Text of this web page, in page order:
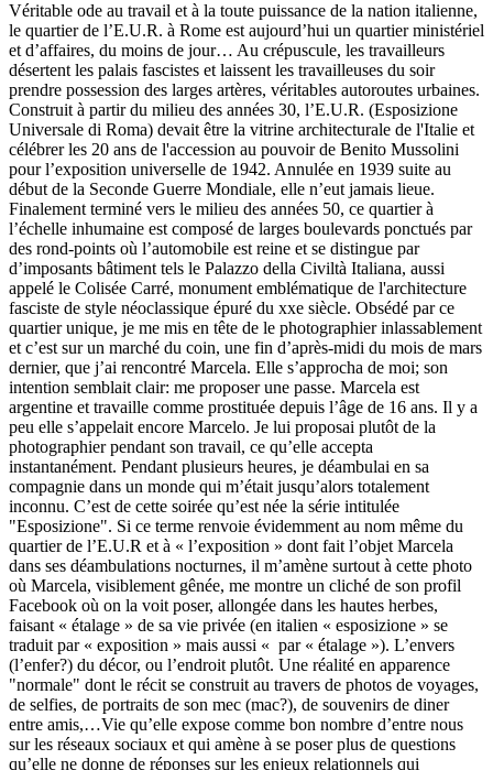
Véritable ode au travail et à la toute puissance de la nation italienne,
le quartier de l’E.U.R. à Rome est aujourd’hui un quartier ministériel
et d’affaires, du moins de jour… Au crépuscule, les travailleurs
désertent les palais fascistes et laissent les travailleuses du soir
prendre possession des larges artères, véritables autoroutes urbaines.
Construit à partir du milieu des années 30, l’E.U.R. (Esposizione
Universale di Roma) devait être la vitrine architecturale de l'Italie et
célébrer les 20 ans de l'accession au pouvoir de Benito Mussolini
pour l’exposition universelle de 1942. Annulée en 1939 suite au
début de la Seconde Guerre Mondiale, elle n’eut jamais lieue.
Finalement terminé vers le milieu des années 50, ce quartier à
l’échelle inhumaine est composé de larges boulevards ponctués par
des rond-points où l’automobile est reine et se distingue par
d’imposants bâtiment tels le Palazzo della Civiltà Italiana, aussi
appelé le Colisée Carré, monument emblématique de l'architecture
fasciste de style néoclassique épuré du xxe siècle. Obsédé par ce
quartier unique, je me mis en tête de le photographier inlassablement
et c’est sur un marché du coin, une fin d’après-midi du mois de mars
dernier, que j’ai rencontré Marcela. Elle s’approcha de moi; son
intention semblait clair: me proposer une passe. Marcela est
argentine et travaille comme prostituée depuis l’âge de 16 ans. Il y a
peu elle s’appelait encore Marcelo. Je lui proposai plutôt de la
photographier pendant son travail, ce qu’elle accepta
instantanément. Pendant plusieurs heures, je déambulai en sa
compagnie dans un monde qui m’était jusqu’alors totalement
inconnu. C’est de cette soirée qu’est née la série intitulée
"Esposizione". Si ce terme renvoie évidemment au nom même du
quartier de l’E.U.R et à « l’exposition » dont fait l’objet Marcela
dans ses déambulations nocturnes, il m’amène surtout à cette photo
où Marcela, visiblement gênée, me montre un cliché de son profil
Facebook où on la voit poser, allongée dans les hautes herbes,
faisant « étalage » de sa vie privée (en italien « esposizione » se
traduit par « exposition » mais aussi « par « étalage »). L’envers
(l’enfer?) du décor, ou l’endroit plutôt. Une réalité en apparence
"normale" dont le récit se construit au travers de photos de voyages,
de selfies, de portraits de son mec (mac?), de souvenirs de diner
entre amis,…Vie qu’elle expose comme bon nombre d’entre nous
sur les réseaux sociaux et qui amène à se poser plus de questions
qu’elle ne donne de réponses sur les enjeux relationnels qui